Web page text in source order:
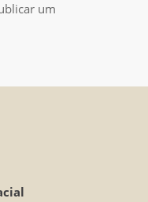
um